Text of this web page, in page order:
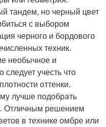
тандем, но черный цвет
с выбором
черного и бордового
техник.
необычное и
учесть что
оттенки.
лучше подобрать
Отличным решением
в технике омбре или